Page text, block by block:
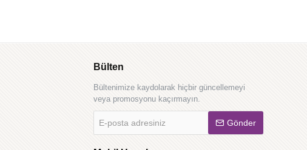
Bülten
Bültenimize kaydolarak hiçbir güncellemeyi
veya promosyonu kaçırmayın.
posta
Gönder